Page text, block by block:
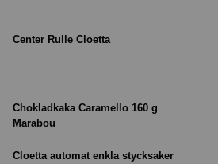
Center Rulle Cloetta
Chokladkaka Caramello 160 g
Marabou
Cloetta automat enkla stycksaker